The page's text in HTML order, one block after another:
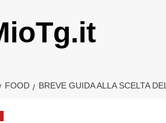
FOOD BREVE GUIDA ALLA SCELTA